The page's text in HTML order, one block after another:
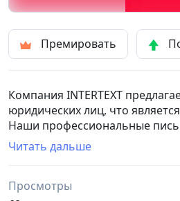
Премировать
Компания INTERTEXT
юридических лиц, что
Наши профессиональные
письменный перевод
сопровождение
Наши услуги включают:
Читать дальше
Просмотры